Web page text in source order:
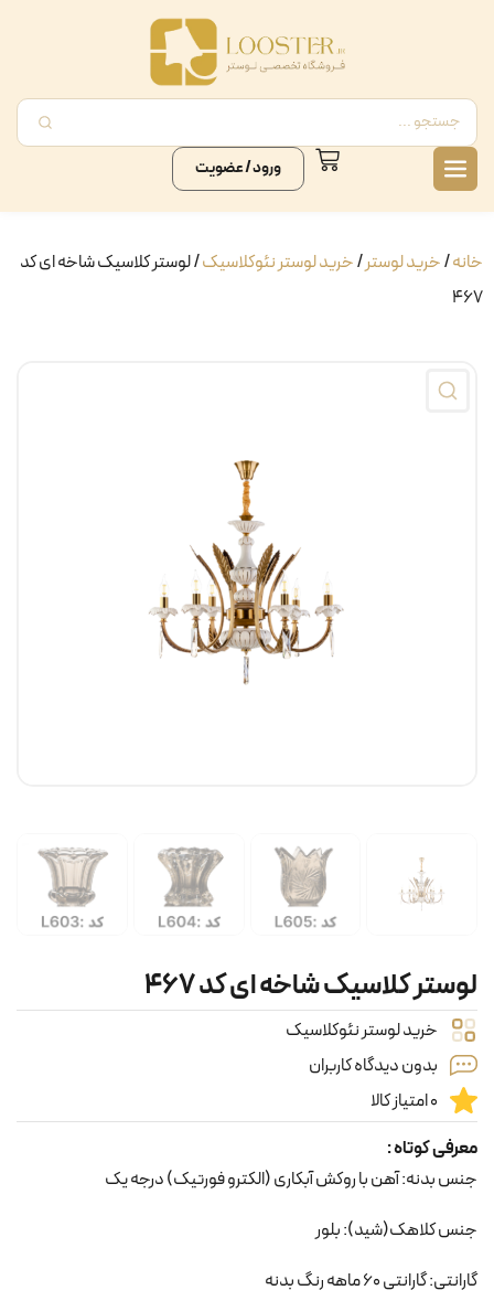
ورود / عضویت
خانه/خرید لوستر/خرید لوستر نئوکلاسیک/ لوستر کلاسیک شاخه ای کد
۴۶۷
لوستر کلاسیک شاخه ای کد ۴۶۷
خرید لوستر نئوکلاسیک
بدون دیدگاه کاربران
0 امتیاز کالا
معرفی کوتاه :
جنس بدنه: آهن با روکش آبکاری (الکترو فورتیک) درجه یک
جنس کلاهک(شید): بلور
گارانتی: گارانتی 60 ماهه رنگ بدنه